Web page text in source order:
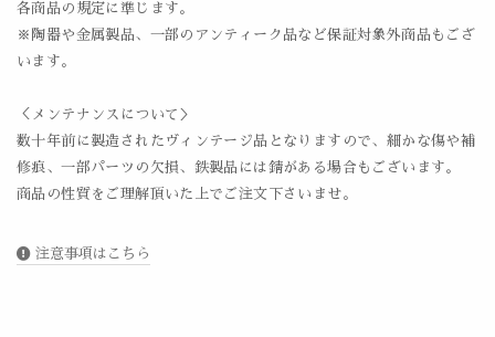
各商品の規定に準じます。
※陶器や金属製品、一部のアンティーク品など保証対象外商品もござ
います。
＜メンテナンスについて＞
数十年前に製造されたヴィンテージ品となりますので、細かな傷や補
修痕、一部パーツの欠損、鉄製品には錆がある場合もございます。
商品の性質をご理解頂いた上でご注文下さいませ。
注意事項はこちら